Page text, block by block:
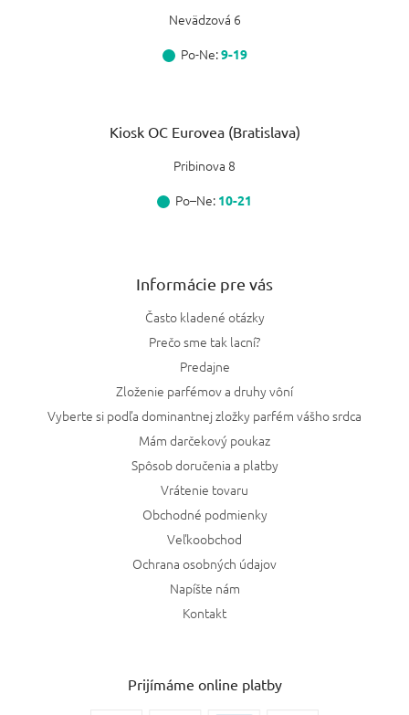
Nevädzová 6
Po-Ne:9-19
Kiosk OC Eurovea (Bratislava)
Pribinova 8
Po–Ne: 10-21
Informácie pre vás
Často kladené otázky
Prečo sme tak lacní?
Predajne
Zloženie parfémov a druhy vôní
Vyberte si podľa dominantnej zložky parfém vášho srdca
Mám darčekový poukaz
Spôsob doručenia a platby
Vrátenie tovaru
Obchodné podmienky
Veľkoobchod
Ochrana osobných údajov
Napíšte nám
Kontakt
Prijímáme online platby